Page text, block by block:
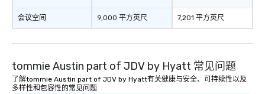
about waiting in line to get into a top
immediate seating upon arrival.
What’s more, your group may receive
a special warm welcome personally
会议空间 9,000 平方英尺 7,201 平方英尺
tommie Austin part of JDV by Hyatt 常见问题
了解tommie Austin part of JDV by Hyatt有关健康与安全、可持续性以及
多样性和包容性的常见问题